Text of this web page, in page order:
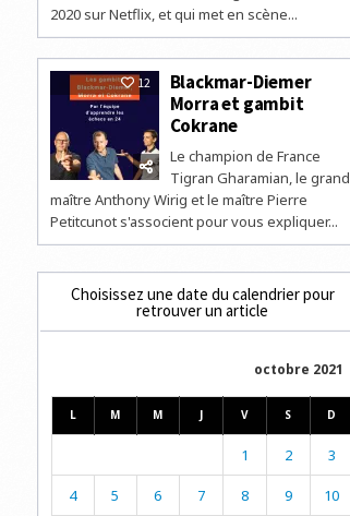
2020 sur Netflix, et qui met en scène...
12
Blackmar-Diemer
Morra et gambit
Cokrane
Le champion de France
Tigran Gharamian, le grand
maître Anthony Wirig et le maître Pierre
Petitcunot s'associent pour vous expliquer...
Choisissez une date du calendrier pour
retrouver un article
octobre 2021
L M M J V S D
1 2 3
4 5 6 7 8 9 10